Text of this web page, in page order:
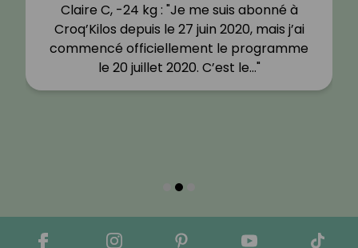
Claire, -20 kg : "Je pense être arrivée ici à
un point ou tout cela ne pouvait plus
continuer. Je travaille maintenant depuis 3
ans, je suis en…"